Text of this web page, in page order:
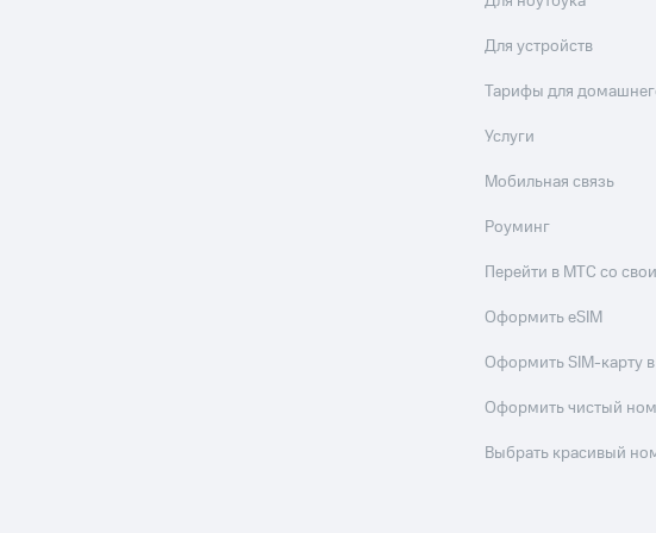
Для устройств
Тарифы для
Услуги
Мобильная связь
Роуминг
Перейти в МТС со
Оформить eSIM
Оформить SIM-карту
Оформить чистый
Выбрать красивый